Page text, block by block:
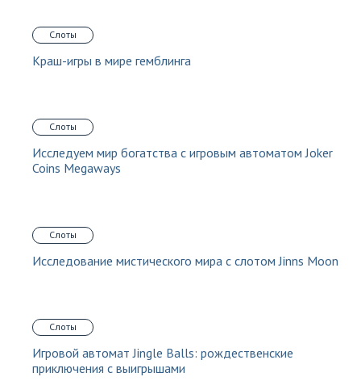
Слоты
Краш-игры в мире гемблинга
Слоты
Исследуем мир богатства с игровым автоматом Joker
Coins Megaways
Слоты
Исследование мистического мира с слотом Jinns Moon
Слоты
Игровой автомат Jingle Balls: рождественские
приключения с выигрышами